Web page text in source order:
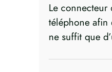
Le
téléphone afin
ne suffit que